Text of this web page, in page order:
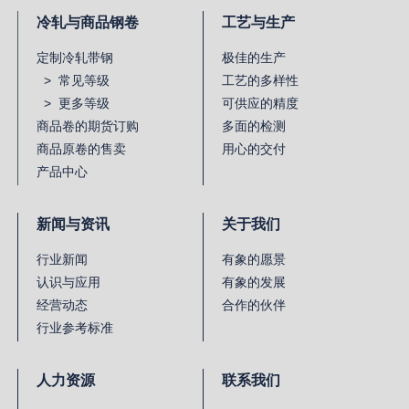
冷轧与商品钢卷
定制冷轧带钢
> 常见等级
> 更多等级
商品卷的期货订购
商品原卷的售卖
产品中心
工艺与生产
极佳的生产
工艺的多样性
可供应的精度
多面的检测
用心的交付
新闻与资讯
行业新闻
认识与应用
经营动态
行业参考标准
关于我们
有象的愿景
有象的发展
合作的伙伴
人力资源 联系我们